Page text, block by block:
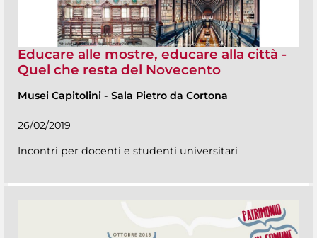
Educare alle mostre, educare alla città -
Quel che resta del Novecento
Musei Capitolini - Sala Pietro da Cortona
26/02/2019
Incontri per docenti e studenti universitari